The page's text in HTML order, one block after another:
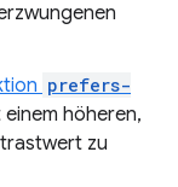
prefers-
höheren,
zu